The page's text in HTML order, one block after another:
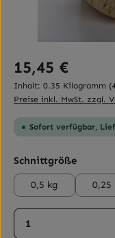
Regulärer Preis:
15,45 €
Inhalt: 0.35 Kilogramm
Preise inkl. MwSt. zzgl.
Sofort verfügbar,
Schnittgröße
0,5 kg 0,25
Produkt Anzahl: